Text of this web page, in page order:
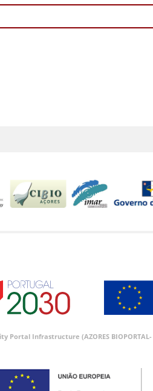
Infrastructure (AZORES BIOPORTAL-